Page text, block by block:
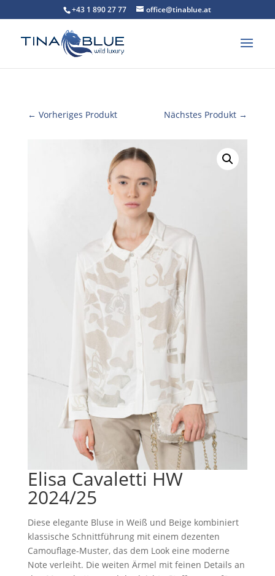
+43 1 890 27 77 office@tinablue.at
← Vorheriges Produkt Nächstes Produkt →
Elisa Cavaletti HW
2024/25
Diese elegante Bluse in Weiß und Beige kombiniert
klassische Schnittführung mit einem dezenten
Camouflage-Muster, das dem Look eine moderne
Note verleiht. Die weiten Ärmel mit feinen Details an